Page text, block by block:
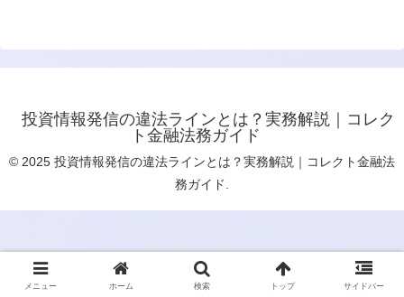
投資情報発信の違法ラインとは？実務解説｜コレク
ト金融法務ガイド
© 2025 投資情報発信の違法ラインとは？実務解説｜コレクト金融法
務ガイド.
メニュー ホーム 検索 トップ サイドバー